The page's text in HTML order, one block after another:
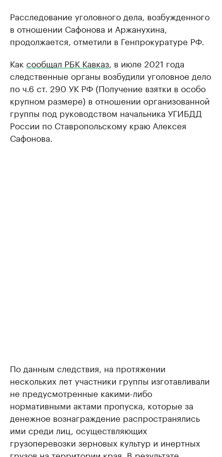
Расследование уголовного дела, возбужденного
в отношении Сафонова и Аржанухина,
продолжается, отметили в Генпрокуратуре РФ.
Как сообщал РБК Кавказ , в июле 2021 года
следственные органы возбудили уголовное дело
по ч.6 ст. 290 УК РФ (Получение взятки в особо
крупном размере) в отношении организованной
группы под руководством начальника УГИБДД
России по Ставропольскому краю Алексея
Сафонова.
По данным следствия, на протяжении
нескольких лет участники группы изготавливали
не предусмотренные какими-либо
нормативными актами пропуска, которые за
денежное вознаграждение распространялись
ими среди лиц, осуществляющих
грузоперевозки зерновых культур и инертных